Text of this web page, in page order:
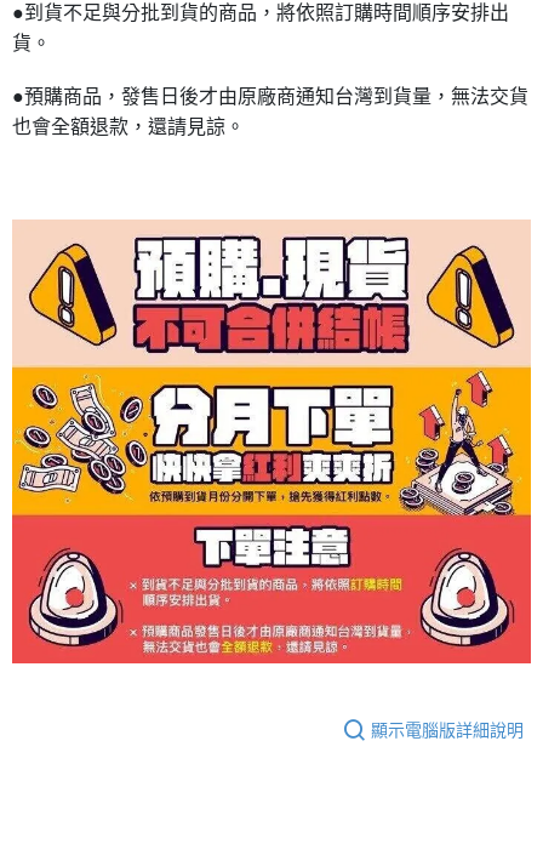
●到貨不足與分批到貨的商品，將依照訂購時間順序安排出
貨。
●預購商品，發售日後才由原廠商通知台灣到貨量，無法交貨
也會全額退款，還請見諒。
顯示電腦版詳細說明